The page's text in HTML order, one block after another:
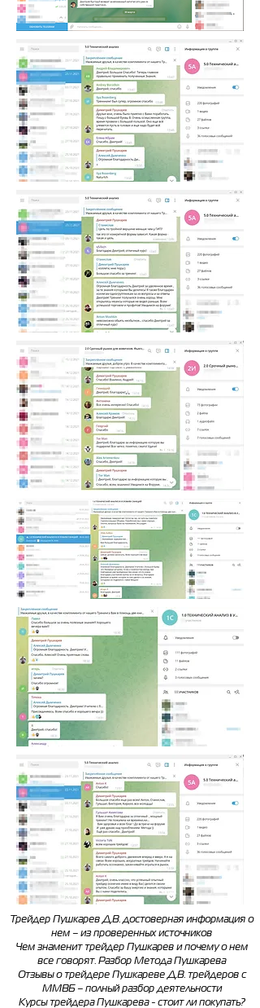
Трейдер Пушкарев Д.В. достоверная информация о
нем – из проверенных источников
Чем знаменит трейдер Пушкарев и почему о нем
все говорят. Разбор Метода Пушкарева
Отзывы о трейдере Пушкареве Д.В. трейдеров с
ММВБ – полный разбор деятельности
Курсы трейдера Пушкарева - стоит ли покупать?